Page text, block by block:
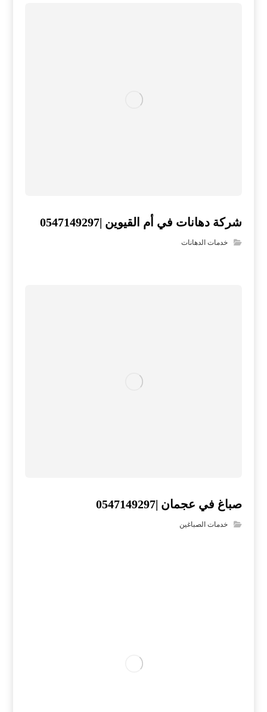
شركة دهانات في أم القيوين |0547149297
خدمات الدهانات
صباغ في عجمان |0547149297
خدمات الصباغين